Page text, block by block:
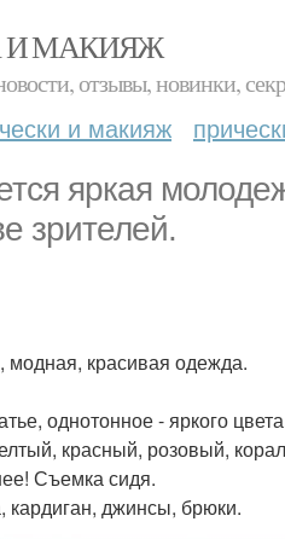
И МАКИЯЖ
отзывы, новинки,
и макияж
яркая
зрителей.
красивая одежда.
однотонное - яркого
красный, розовый,
Съемка сидя.
джинсы, брюки.